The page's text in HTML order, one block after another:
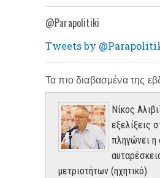
@Parapolitiki
Tweets by
Τα πιο διαβασμένα της
Νίκος
εξελίξεις
πληγώνει η
μετριοτήτων (ηχητικό)